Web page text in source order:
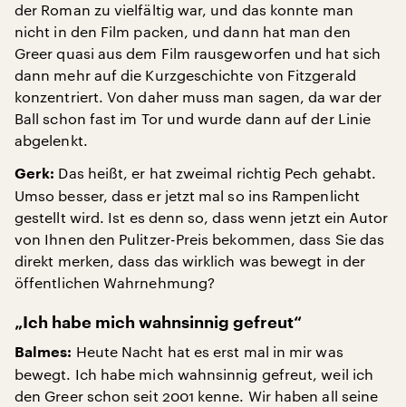
der Roman zu vielfältig war, und das konnte man
nicht in den Film packen, und dann hat man den
Greer quasi aus dem Film rausgeworfen und hat sich
dann mehr auf die Kurzgeschichte von Fitzgerald
konzentriert. Von daher muss man sagen, da war der
Ball schon fast im Tor und wurde dann auf der Linie
abgelenkt.
Gerk: Das heißt, er hat zweimal richtig Pech gehabt.
Umso besser, dass er jetzt mal so ins Rampenlicht
gestellt wird. Ist es denn so, dass wenn jetzt ein Autor
von Ihnen den Pulitzer-Preis bekommen, dass Sie das
direkt merken, dass das wirklich was bewegt in der
öffentlichen Wahrnehmung?
„Ich habe mich wahnsinnig gefreut“
Balmes: Heute Nacht hat es erst mal in mir was
bewegt. Ich habe mich wahnsinnig gefreut, weil ich
den Greer schon seit 2001 kenne. Wir haben all seine